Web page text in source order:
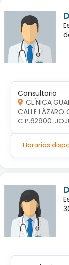
Consultorio
CLÍNICA
CALLE LÁZARO
C.P.62900,
Horarios